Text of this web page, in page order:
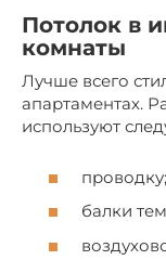
Потолок в
комнаты
Лучше всего
апартаментах.
используют
проводку;
балки